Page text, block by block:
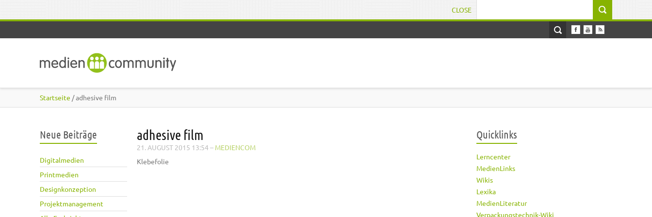
CLOSE
Startseite / adhesive film
Neue Beiträge
Digitalmedien
Printmedien
Designkonzeption
Projektmanagement
adhesive film
21. AUGUST 2015 13:54 – MEDIENCOM
Klebefolie
Quicklinks
Lerncenter
MedienLinks
Wikis
Lexika
MedienLiteratur
Verpackungstechnik-Wiki